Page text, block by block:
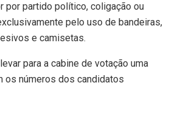
por partido político, coligação ou
pelo uso de bandeiras,
e camisetas.
para a cabine de votação uma
os números dos candidatos